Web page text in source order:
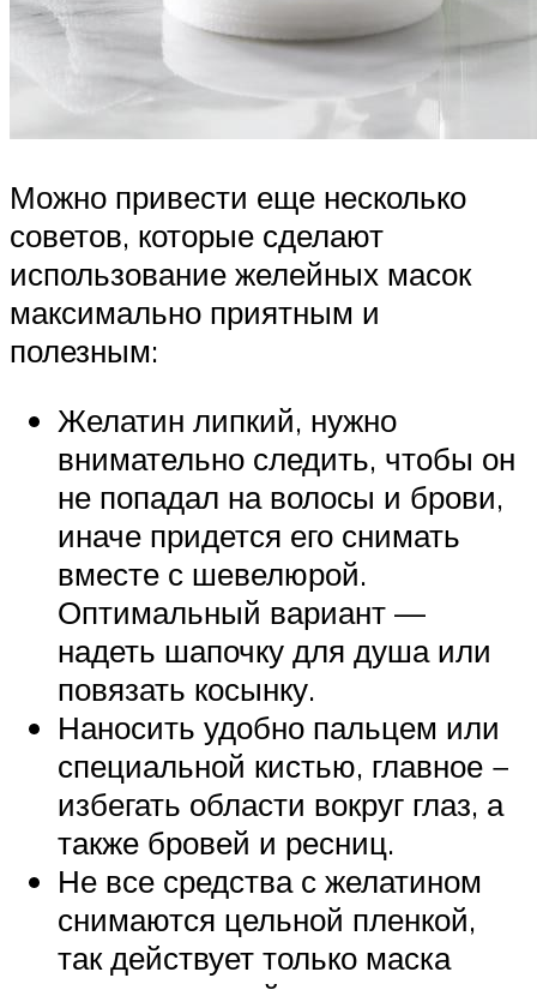
Можно привести еще несколько
советов, которые сделают
использование желейных масок
максимально приятным и
полезным:
Желатин липкий, нужно
внимательно следить, чтобы он
не попадал на волосы и брови,
иначе придется его снимать
вместе с шевелюрой.
Оптимальный вариант —
надеть шапочку для душа или
повязать косынку.
Наносить удобно пальцем или
специальной кистью, главное −
избегать области вокруг глаз, а
также бровей и ресниц.
Не все средства с желатином
снимаются цельной пленкой,
так действует только маска